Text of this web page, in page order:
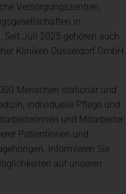
Versorgungszentren,
in
Seit Juli 2025 gehören auch
Kliniken Düsseldorf GmbH
Menschen stationär und
individuelle Pflege und
und Mitarbeiter
Patientinnen und
Informieren Sie
auf unseren